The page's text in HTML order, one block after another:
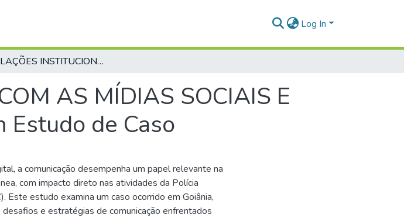
Log In
RELAÇÕES INSTITUCIONAIS COM AS MÍDIAS SOCIAIS E VEÍCULOS DE IMPRENSA: Um Estudo de Caso
AS MÍDIAS SOCIAIS E
Estudo de Caso
a comunicação desempenha um papel relevante na
com impacto direto nas atividades da Polícia
Este estudo examina um caso ocorrido em Goiânia,
desafios e estratégias de comunicação enfrentados